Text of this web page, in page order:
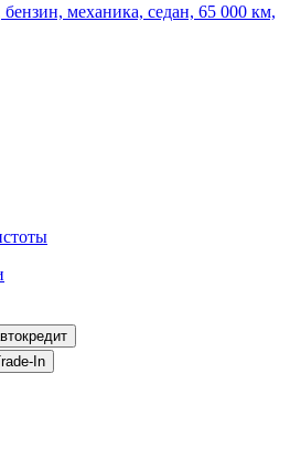
механика, седан, 65 000 км,
автокредит
Trade-In